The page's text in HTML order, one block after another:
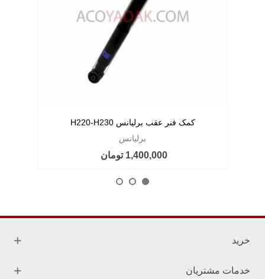
کمک فنر عقب برلیانس H220-H230
برلیانس
1,400,000 تومان
خرید
خدمات مشتریان